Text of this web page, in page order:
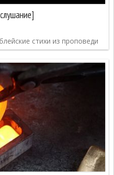
стихи из проповеди